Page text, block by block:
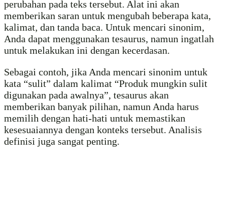
perubahan pada teks tersebut. Alat ini akan
memberikan saran untuk mengubah beberapa kata,
kalimat, dan tanda baca. Untuk mencari sinonim,
Anda dapat menggunakan tesaurus, namun ingatlah
untuk melakukan ini dengan kecerdasan.
Sebagai contoh, jika Anda mencari sinonim untuk
kata “sulit” dalam kalimat “Produk mungkin sulit
digunakan pada awalnya”, tesaurus akan
memberikan banyak pilihan, namun Anda harus
memilih dengan hati-hati untuk memastikan
kesesuaiannya dengan konteks tersebut. Analisis
definisi juga sangat penting.